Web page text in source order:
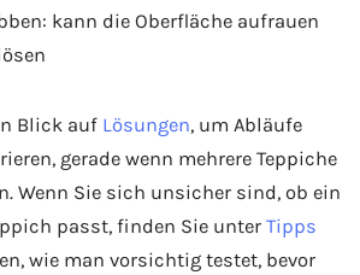
kann die Oberfläche aufrauen
Blick auf Lösungen, um Abläufe
gerade wenn mehrere Teppiche
Wenn Sie sich unsicher sind, ob ein
passt, finden Sie unter Tipps
wie man vorsichtig testet, bevor